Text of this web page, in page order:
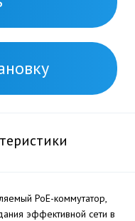
PoE-коммутатор,
эффективной сети в